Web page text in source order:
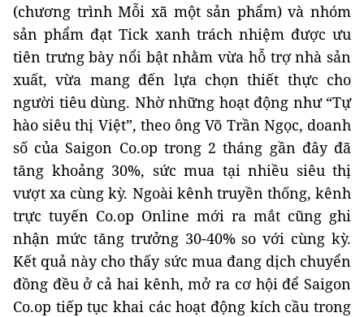
(chương trình Mỗi xã một sản phẩm) và nhóm
sản phẩm đạt Tick xanh trách nhiệm được ưu
tiên trưng bày nổi bật nhằm vừa hỗ trợ nhà sản
xuất, vừa mang đến lựa chọn thiết thực cho
người tiêu dùng. Nhờ những hoạt động như “Tự
hào siêu thị Việt”, theo ông Võ Trần Ngọc, doanh
số của Saigon Co.op trong 2 tháng gần đây đã
tăng khoảng 30%, sức mua tại nhiều siêu thị
vượt xa cùng kỳ. Ngoài kênh truyền thống, kênh
trực tuyến Co.op Online mới ra mắt cũng ghi
nhận mức tăng trưởng 30-40% so với cùng kỳ.
Kết quả này cho thấy sức mua đang dịch chuyển
đồng đều ở cả hai kênh, mở ra cơ hội để Saigon
Co.op tiếp tục khai các hoạt động kích cầu trong